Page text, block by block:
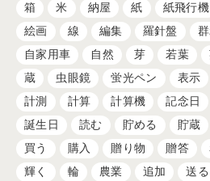
箱
米 納屋 紙 紙飛行機
絵画
線 編集 羅針盤
自家用車
自然 芽 若葉
蔵
虫眼鏡 蛍光ペン 表示
計測
計算 計算機 記念日
誕生日
読む 貯める 貯蔵
買う
購入 贈り物 贈答
輝く
輪 農業 追加 送る